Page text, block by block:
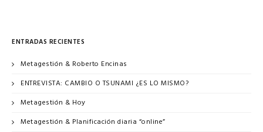
ENTRADAS RECIENTES
Metagestión & Roberto Encinas
ENTREVISTA: CAMBIO O TSUNAMI ¿ES LO MISMO?
Metagestión & Hoy
Metagestión & Planificación diaria “online”